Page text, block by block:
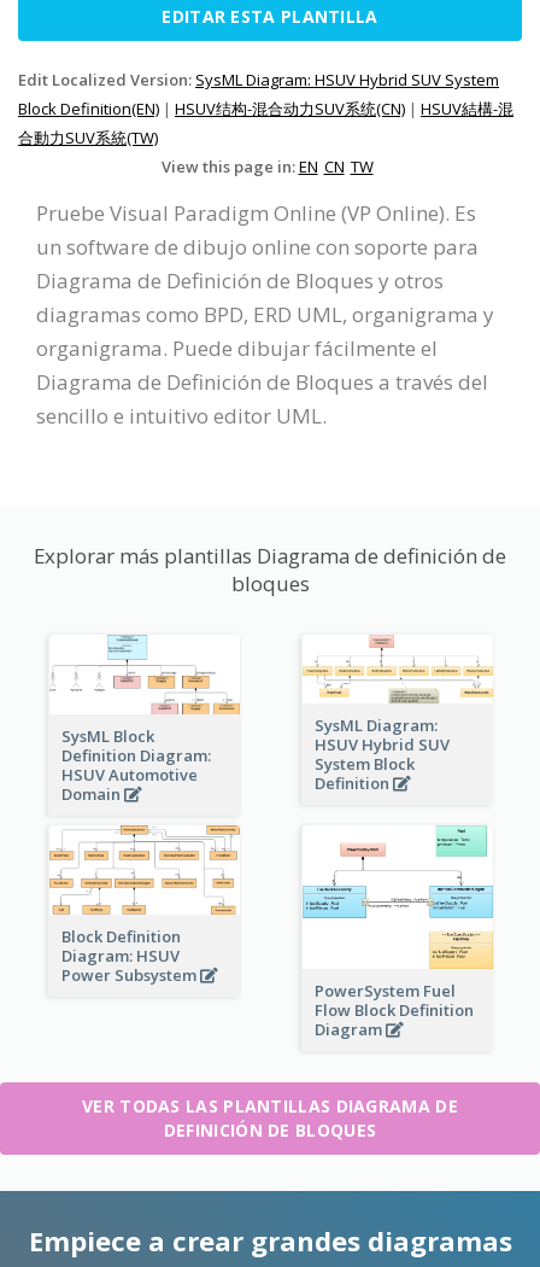
EDITAR ESTA PLANTILLA
Edit Localized Version: SysML Diagram: HSUV Hybrid SUV System
Block Definition(EN) | HSUV结构-混合动力SUV系统(CN) | HSUV結構-混
合動力SUV系統(TW)
View this page in:EN CN TW
Pruebe Visual Paradigm Online (VP Online). Es
un software de dibujo online con soporte para
Diagrama de Definición de Bloques y otros
diagramas como BPD, ERD UML, organigrama y
organigrama. Puede dibujar fácilmente el
Diagrama de Definición de Bloques a través del
sencillo e intuitivo editor UML.
Explorar más plantillas Diagrama de definición de
bloques
SysML Block
Definition Diagram:
HSUV Automotive
Domain
SysML Diagram:
HSUV Hybrid SUV
System Block
Definition
Block Definition
Diagram: HSUV
Power Subsystem
PowerSystem Fuel
Flow Block Definition
Diagram
VER TODAS LAS PLANTILLAS DIAGRAMA DE
DEFINICIÓN DE BLOQUES
Empiece a crear grandes diagramas